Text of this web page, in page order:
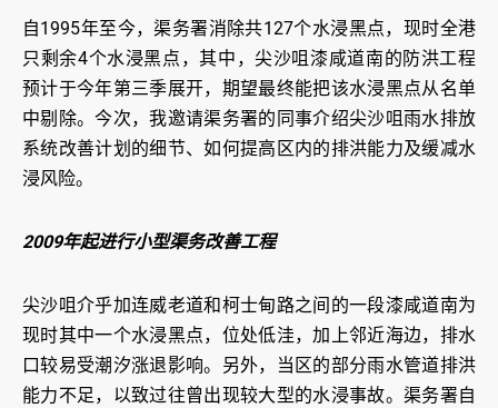
自1995年至今，渠务署消除共127个水浸黑点，现时全港
只剩余4个水浸黑点，其中，尖沙咀漆咸道南的防洪工程
预计于今年第三季展开，期望最终能把该水浸黑点从名单
中剔除。今次，我邀请渠务署的同事介绍尖沙咀雨水排放
系统改善计划的细节、如何提高区内的排洪能力及缓减水
浸风险。
2009年起进行小型渠务改善工程
尖沙咀介乎加连威老道和柯士甸路之间的一段漆咸道南为
现时其中一个水浸黑点，位处低洼，加上邻近海边，排水
口较易受潮汐涨退影响。另外，当区的部分雨水管道排洪
能力不足，以致过往曾出现较大型的水浸事故。渠务署自